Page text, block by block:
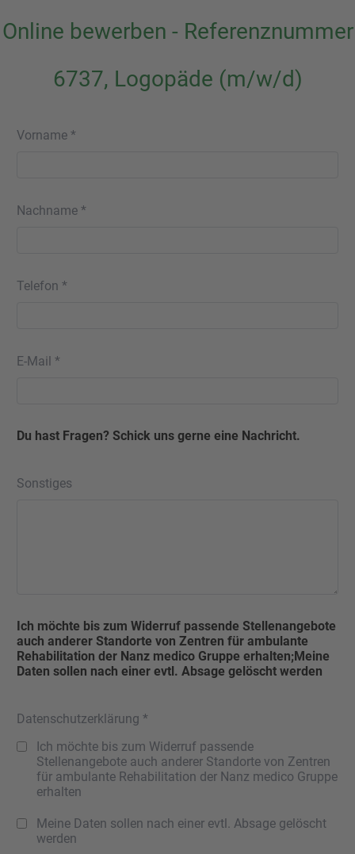
Online bewerben - Referenznummer
6737, Logopäde (m/w/d)
Vorname *
Nachname *
Telefon *
E-Mail *
Du hast Fragen? Schick uns gerne eine Nachricht.
Sonstiges
Ich möchte bis zum Widerruf passende Stellenangebote
auch anderer Standorte von Zentren für ambulante
Rehabilitation der Nanz medico Gruppe erhalten;Meine
Daten sollen nach einer evtl. Absage gelöscht werden
Datenschutzerklärung *
Ich möchte bis zum Widerruf passende
Stellenangebote auch anderer Standorte von Zentren
für ambulante Rehabilitation der Nanz medico Gruppe
erhalten
Meine Daten sollen nach einer evtl. Absage gelöscht
werden